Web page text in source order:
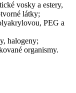
vosky a estery,
látky;
PEG a
halogeny;
organismy.